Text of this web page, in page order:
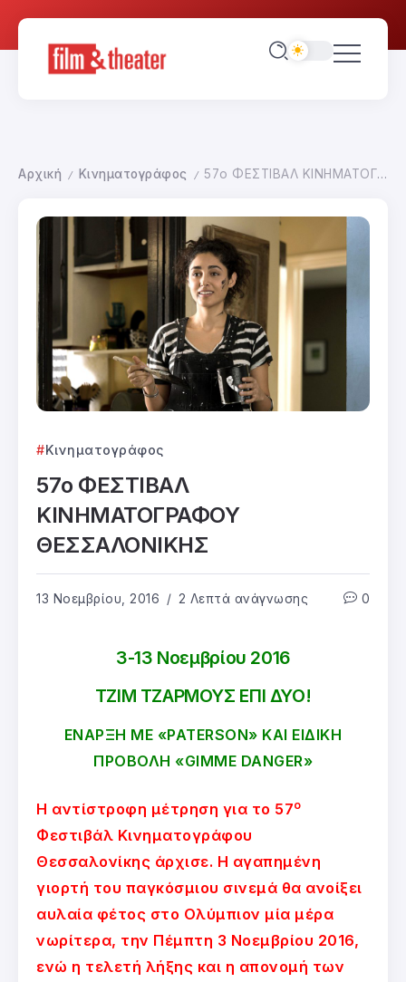
Αρχική / Κινηματογράφος / 57ο ΦΕΣΤΙΒΑΛ ΚΙΝΗΜΑΤΟΓΡΑΦΟΥ ΘΕΣΣΑΛΟΝΙΚΗΣ
Κινηματογράφος
57ο ΦΕΣΤΙΒΑΛ
ΚΙΝΗΜΑΤΟΓΡΑΦΟΥ
ΘΕΣΣΑΛΟΝΙΚΗΣ
13 Νοεμβρίου, 2016 2 Λεπτά ανάγνωσης 0
3-13 Νοεμβρίου 2016
ΤΖΙΜ ΤΖΑΡΜΟΥΣ ΕΠΙ ΔΥΟ!
ΕΝΑΡΞΗ ΜΕ «PATERSON» ΚΑΙ ΕΙΔΙΚΗ
ΠΡΟΒΟΛΗ «GIMME DANGER»
Η αντίστροφη μέτρηση για το 57ο
Φεστιβάλ Κινηματογράφου
Θεσσαλονίκης άρχισε. Η αγαπημένη
γιορτή του παγκόσμιου σινεμά θα ανοίξει
αυλαία φέτος στο Ολύμπιον μία μέρα
νωρίτερα, την Πέμπτη 3 Νοεμβρίου 2016,
ενώ η τελετή λήξης και η απονομή των